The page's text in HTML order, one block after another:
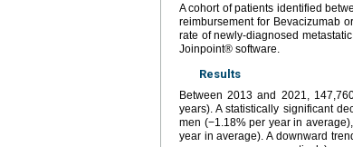
A cohort of patients identified
reimbursement for Bevacizumab
rate of newly-diagnosed
Joinpoint® software.
Results
Between 2013 and 2021,
years). A statistically significant
men (−1.18% per year in
year in average). A downward